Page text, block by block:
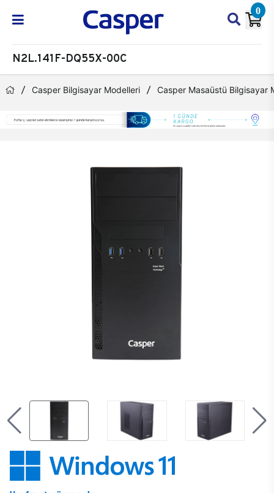
0
N2L.141F-DQ55X-00C
Casper Bilgisayar Modelleri Casper Masaüstü Bilgisayar